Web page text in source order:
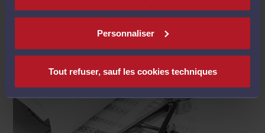
Personnaliser
Tout refuser, sauf les cookies techniques